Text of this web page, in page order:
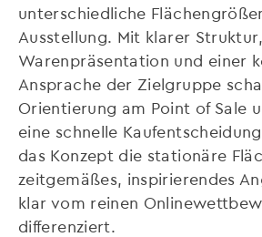
unterschiedliche
Ausstellung. Mit klarer
Warenpräsentation und einer
Ansprache der Zielgruppe
Orientierung am Point of Sale
eine schnelle
das Konzept die stationäre
zeitgemäßes, inspirierendes
klar vom reinen
differenziert.